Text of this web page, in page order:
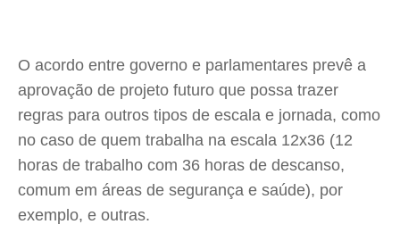
O acordo entre governo e parlamentares prevê a
aprovação de projeto futuro que possa trazer
regras para outros tipos de escala e jornada, como
no caso de quem trabalha na escala 12x36 (12
horas de trabalho com 36 horas de descanso,
comum em áreas de segurança e saúde), por
exemplo, e outras.